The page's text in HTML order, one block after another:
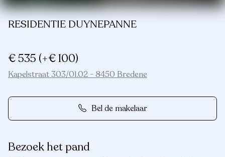
RESIDENTIE DUYNEPANNE
€ 535 (+€ 100)
Kapelstraat 303/01.02 - 8450 Bredene
Bel de makelaar
Bezoek het pand